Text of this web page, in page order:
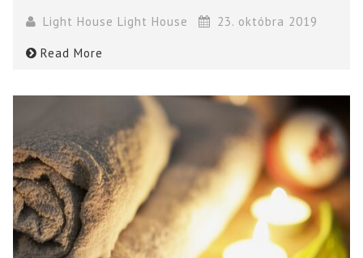
Light House Light House 23. októbra 2019
Read More